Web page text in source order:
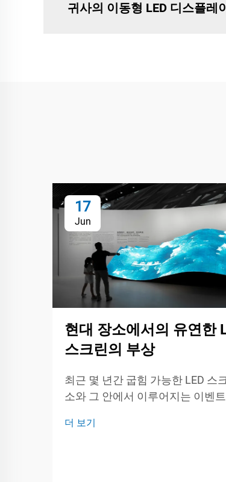
귀사의 이동형 LED 디스플레
17
Jun
현대 장소에서의 유연한
스크린의 부상
최근 몇 년간 굽힘 가능한 LED 스
소와 그 안에서 이루어지는 이벤트
트, 트레이드 쇼 또는 회사 미팅에
더 보기